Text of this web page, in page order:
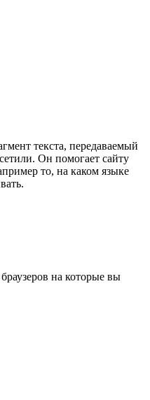
текста, передава­емый
Он помо­гает сайту
то, на каком языке
на которые вы